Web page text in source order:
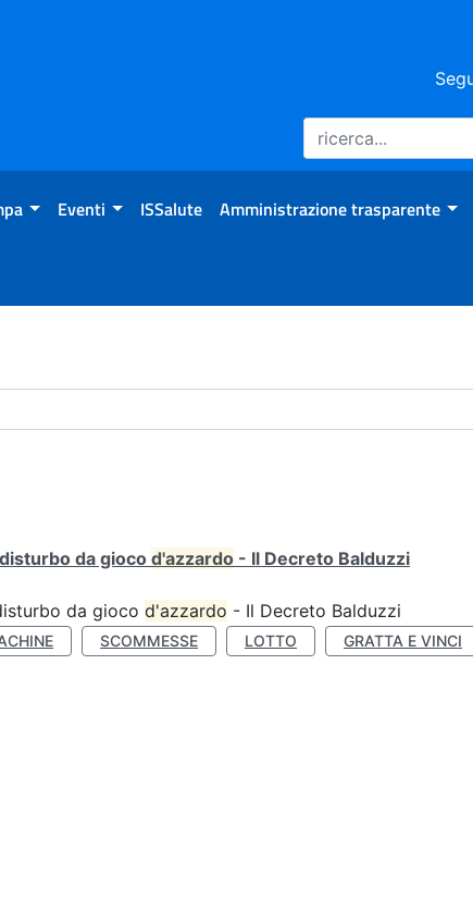
Eventi ISSalute Amministrazione trasparente
da gioco d'azzardo - Il Decreto Balduzzi
da gioco d'azzardo - Il Decreto Balduzzi
SCOMMESSE LOTTO GRATTA E VINCI